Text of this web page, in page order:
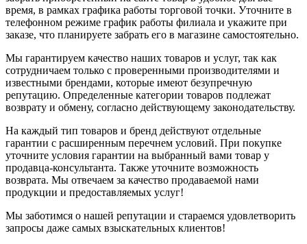
время, в рамках графика работы торговой точки. Уточните в
телефонном режиме график работы филиала и укажите при
заказе, что планируете забрать его в магазине самостоятельно.
Мы гарантируем качество наших товаров и услуг, так как
сотрудничаем только с проверенными производителями и
известными брендами, которые имеют безупречную
репутацию. Определенные категории товаров подлежат
возврату и обмену, согласно действующему законодательству.
На каждый тип товаров и бренд действуют отдельные
гарантии с расширенным перечнем условий. При покупке
уточните условия гарантии на выбранный вами товар у
продавца-консультанта. Также уточните возможность
возврата. Мы отвечаем за качество продаваемой нами
продукции и предоставляемых услуг!
Мы заботимся о нашей репутации и стараемся удовлетворить
запросы даже самых взыскательных клиентов!